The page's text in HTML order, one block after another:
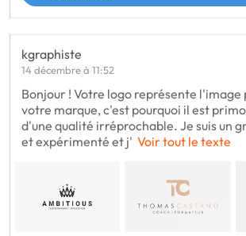
kgraphiste
14 décembre à 11:52
Bonjour ! Votre logo représente l'image
votre marque, c'est pourquoi il est
d'une qualité irréprochable. Je suis un
et expérimenté et j' Voir tout le texte